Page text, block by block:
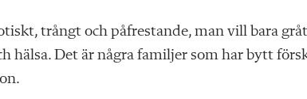
trångt och påfrestande, man vill bara
hälsa. Det är några familjer som har bytt